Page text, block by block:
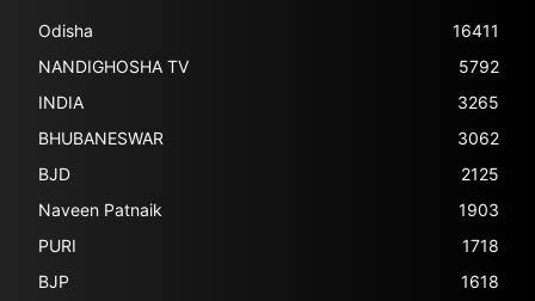
Odisha
16411
NANDIGHOSHA TV
5792
INDIA
3265
BHUBANESWAR
3062
BJD
2125
Naveen Patnaik
1903
PURI
1718
BJP
1618